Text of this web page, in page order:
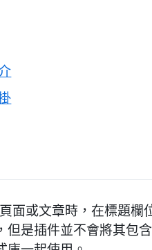
面或文章時，在標題欄
但是插件並不會將其包